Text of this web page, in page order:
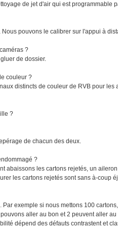
de jet d'air qui est programmable
pouvons le calibrer sur l'appui à
?
de dossier.
couleur ?
distincts de couleur de RVB pour
?
de chacun des deux.
?
abaissons les cartons rejetés, un
les cartons rejetés sont sans à-coup
exemple si nous mettons 100
aller au bon et 2 peuvent aller
dépend des défauts contrastent et